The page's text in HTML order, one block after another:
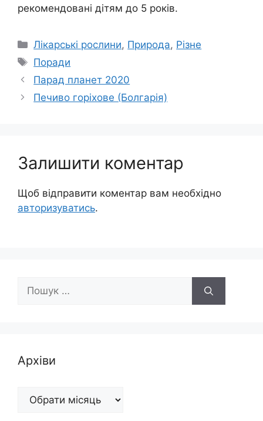
рекомендовані дітям до 5 років.
Категорії
Лікарські рослини, Природа, Різне
Позначки
Поради
Парад планет 2020
Печиво горіхове (Болгарія)
Залишити коментар
Щоб відправити коментар вам необхідно
авторизуватись.
Пошук:
Архіви
Архіви